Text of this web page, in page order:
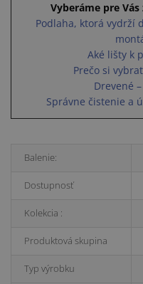
Vyberáme pre
Podlaha, ktorá vydrží
Aké lišty k
Prečo si
Drevené
Správne čistenie a
Balenie:
Dostupnosť
Kolekcia :
Produktová skupina
Typ výrobku